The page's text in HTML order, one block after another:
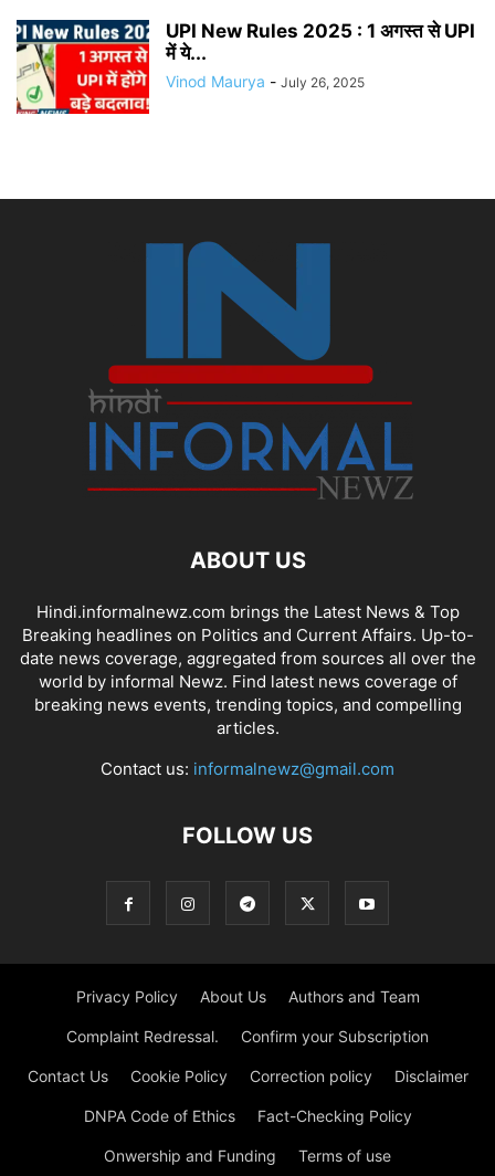
UPI New Rules 2025 : 1 अगस्त से UPI
में ये...
Vinod Maurya - July 26, 2025
ABOUT US
Hindi.informalnewz.com brings the Latest News & Top
Breaking headlines on Politics and Current Affairs. Up-to-
date news coverage, aggregated from sources all over the
world by informal Newz. Find latest news coverage of
breaking news events, trending topics, and compelling
articles.
Contact us: informalnewz@gmail.com
FOLLOW US
Privacy Policy About Us Authors and Team
Complaint Redressal. Confirm your Subscription
Contact Us Cookie Policy Correction policy Disclaimer
DNPA Code of Ethics Fact-Checking Policy
Onwership and Funding Terms of use